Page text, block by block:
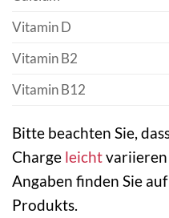
Vitamin D
Vitamin B2
Vitamin B12
Bitte beachten Sie,
Charge leichtvariieren
Angaben finden Sie
Produkts.